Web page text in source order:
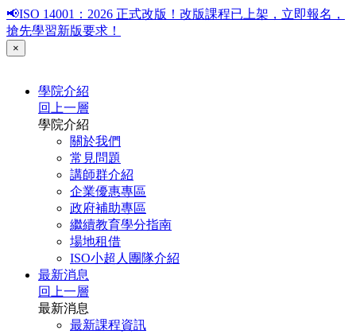
📢ISO 14001：2026 正式改版！改版課程已上架，立即報名，
搶先學習新版要求！
×
學院介紹
回上一層
學院介紹
關於我們
常見問題
講師群介紹
企業優惠專區
政府補助專區
繼續教育學分指南
場地租借
ISO小超人團隊介紹
最新消息
回上一層
最新消息
最新課程資訊